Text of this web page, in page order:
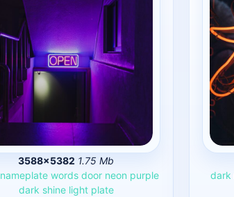
3588×5382 1.75 Mb
nameplate words door neon purple
dark shine light plate
dark